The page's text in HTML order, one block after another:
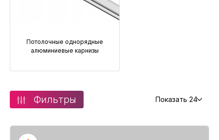
Потолочные однорядные
алюминиевые карнизы
Фильтры